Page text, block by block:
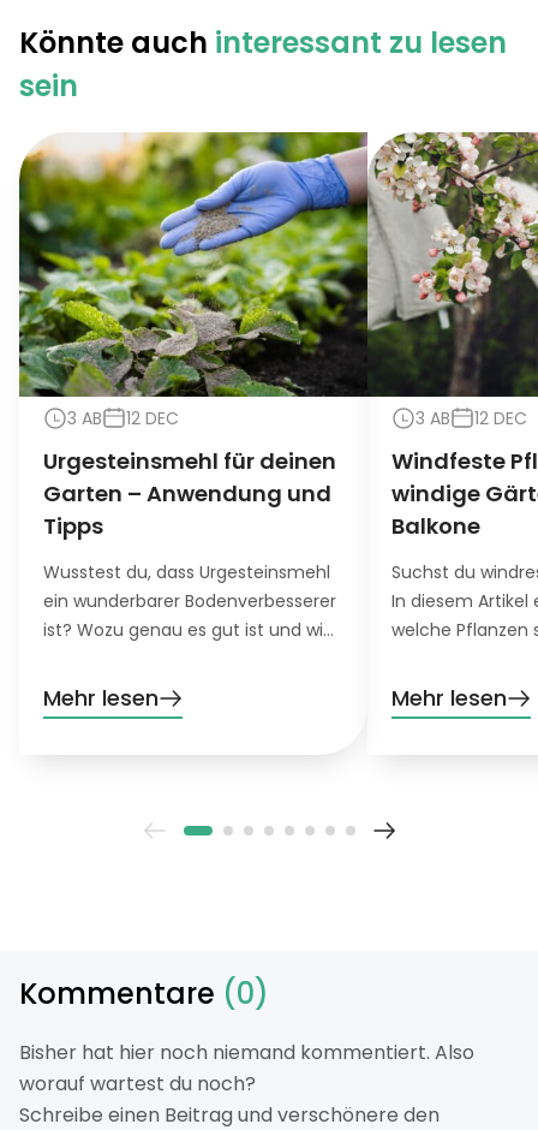
Könnte auch interessant zu lesen
sein
3 AB 12 DEC
Urgesteinsmehl für deinen
Garten – Anwendung und
Tipps
Wusstest du, dass Urgesteinsmehl
ein wunderbarer Bodenverbesserer
ist? Wozu genau es gut ist und wie
diesem Artikel.
Mehr lesen
3 AB 12 DEC
Windfeste
windige
Balkone
Suchst du
In diesem Artikel
welche Pflanzen
allen voran
starkem Wind
Mehr lesen
Kommentare (0)
Bisher hat hier noch niemand kommentiert. Also
worauf wartest du noch?
Schreibe einen Beitrag und verschönere den